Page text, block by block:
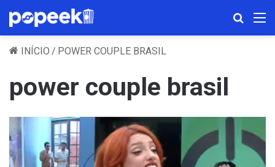
INÍCIO / POWER COUPLE BRASIL
power couple brasil